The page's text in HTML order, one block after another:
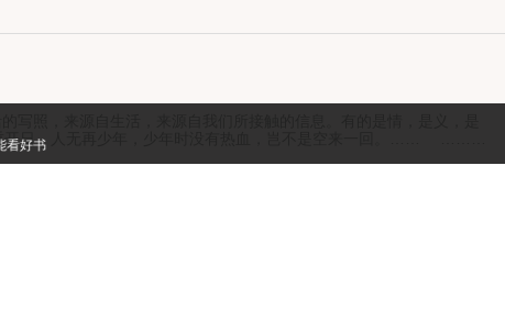
写照，来源自生活，来源自我们所接触的信息。有的是情，是义，是
日，人无再少年，少年时没有热血，岂不是空来一回。…… ……有
啊，您是要云锦呀？还是蜀锦或者刻丝……